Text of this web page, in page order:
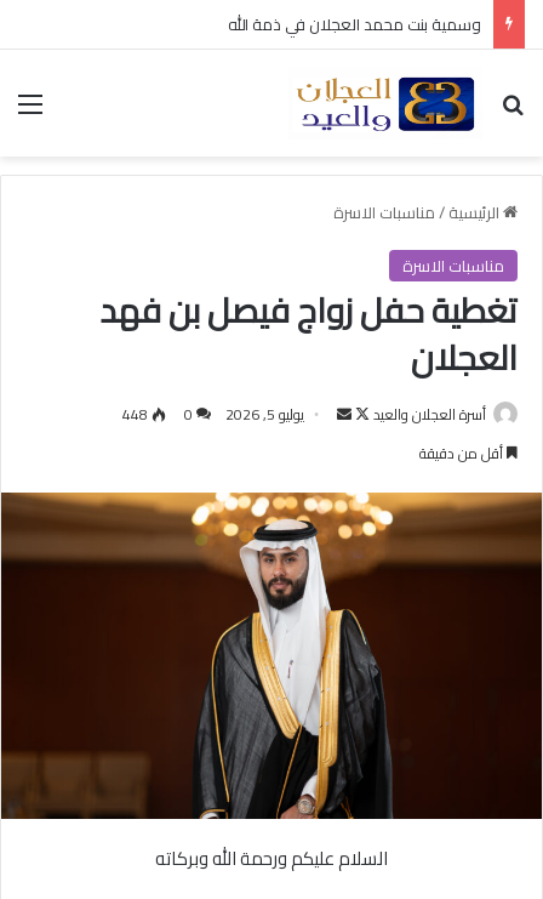
عقد قران متعب بن سليمان العيد
بحث عن
الرئيسية/مناسبات الاسرة
مناسبات الاسرة
تغطية حفل زواج فيصل بن فهد
العجلان
أسرة العجلان والعيد
ت
ع
ع
X
ل
ب
ي
د
ا
إ
ل
ك
ت
ر
و
يوليو 5, 2026 0
448
أقل من دقيقة
السلام عليكم ورحمة الله وبركاته